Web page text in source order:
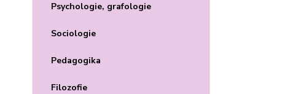
Psychologie, grafologie
Sociologie
Pedagogika
Filozofie